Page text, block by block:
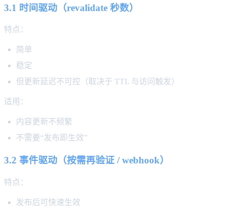
3.1 时间驱动（revalidate 秒数）
特点：
简单
稳定
但更新延迟不可控（取决于 TTL 与访问触发）
适用：
内容更新不频繁
不需要“发布即生效”
3.2 事件驱动（按需再验证 / webhook）
特点：
发布后可快速生效